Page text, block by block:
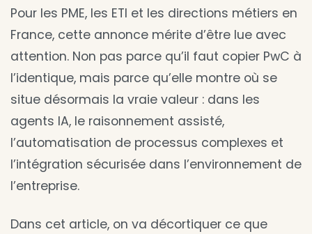
Pour les PME, les ETI et les directions métiers en
France, cette annonce mérite d’être lue avec
attention. Non pas parce qu’il faut copier PwC à
l’identique, mais parce qu’elle montre où se
situe désormais la vraie valeur : dans les
agents IA, le raisonnement assisté,
l’automatisation de processus complexes et
l’intégration sécurisée dans l’environnement de
l’entreprise.
Dans cet article, on va décortiquer ce que